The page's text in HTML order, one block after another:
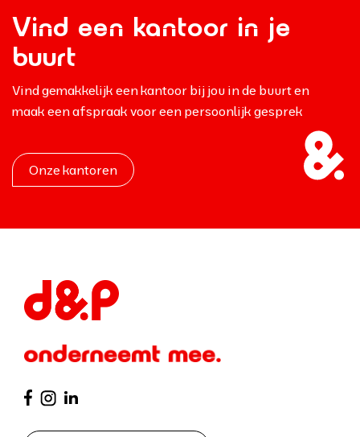
Vind een kantoor in je
buurt
Vind gemakkelijk een kantoor bij jou in de buurt en
maak een afspraak voor een persoonlijk gesprek
Onze kantoren